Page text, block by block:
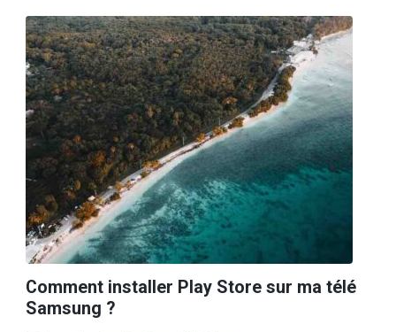
Comment installer Play Store sur ma télé
Samsung ?